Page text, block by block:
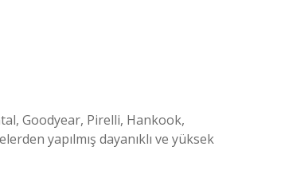
Goodyear, Pirelli, Hankook,
yapılmış dayanıklı ve yüksek